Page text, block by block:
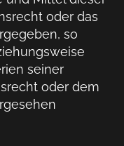
oder das
so
seiner
oder dem